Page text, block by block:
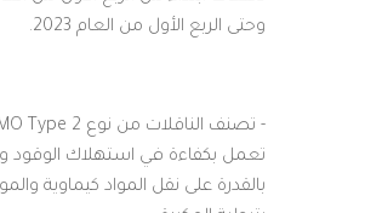
وحتى الربع الأول من العام 2023.
تعمل بكفاءة في استهلاك الوقود
بالقدرة على نقل المواد كيماوية